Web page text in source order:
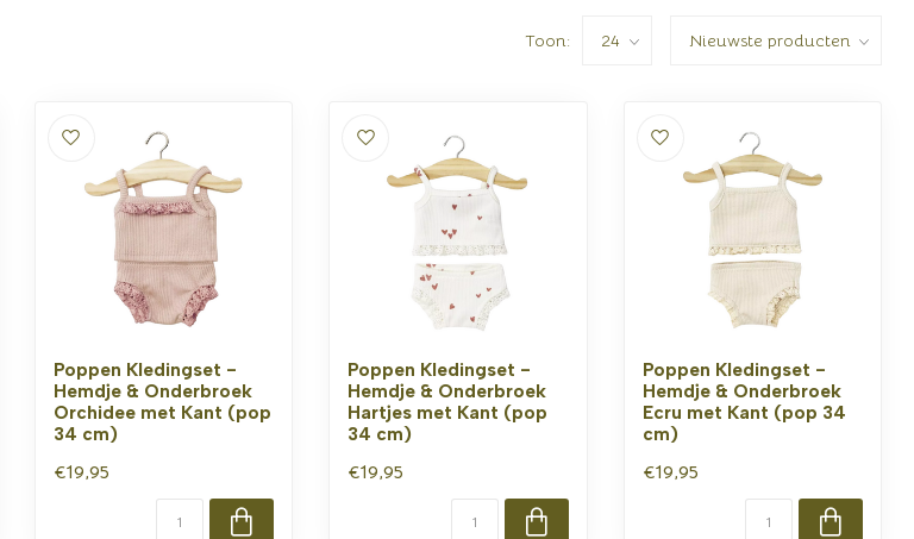
Toon:
Poppen Kledingset -
Hemdje & Onderbroek
Orchidee met Kant (pop
34 cm)
€19,95
Poppen Kledingset -
Hemdje & Onderbroek
Hartjes met Kant (pop
34 cm)
€19,95
Poppen Kledingset -
Hemdje & Onderbroek
Ecru met Kant (pop 34
cm)
€19,95